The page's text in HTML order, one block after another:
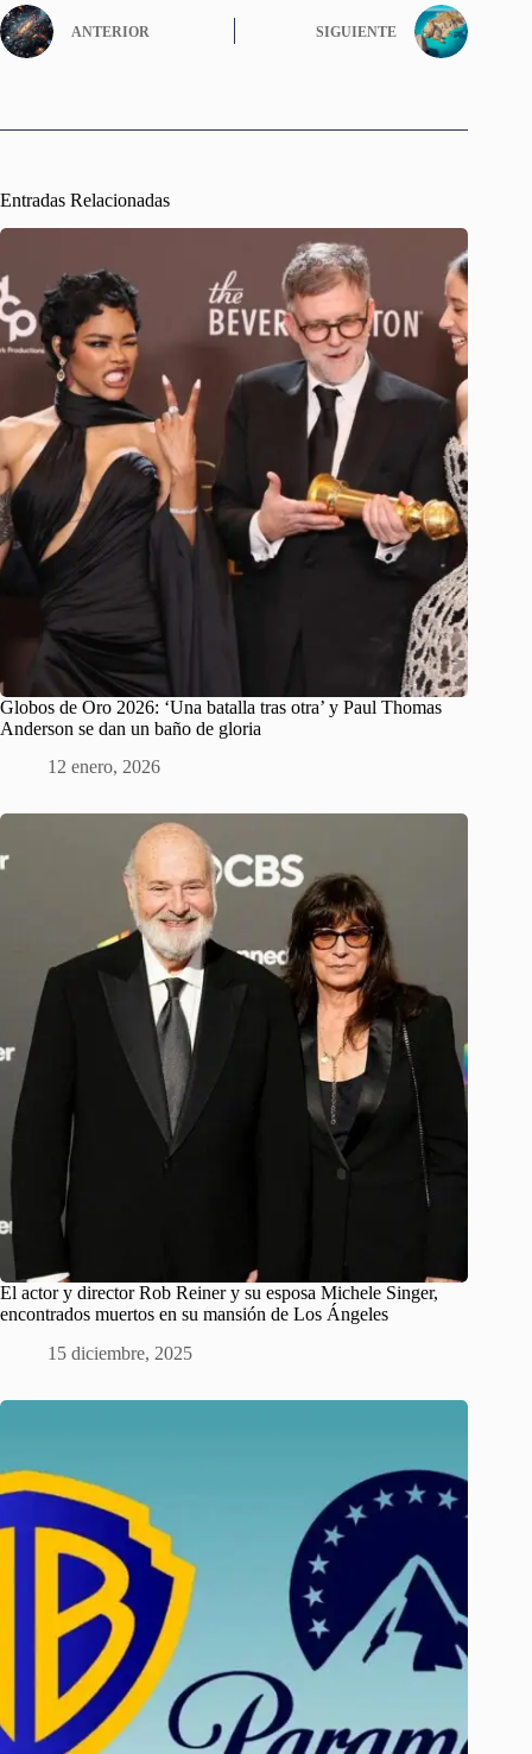
ANTERIOR SIGUIENTE
Entradas Relacionadas
Globos de Oro 2026: ‘Una batalla tras otra’ y Paul Thomas
Anderson se dan un baño de gloria
12 enero, 2026
El actor y director Rob Reiner y su esposa Michele Singer,
encontrados muertos en su mansión de Los Ángeles
15 diciembre, 2025